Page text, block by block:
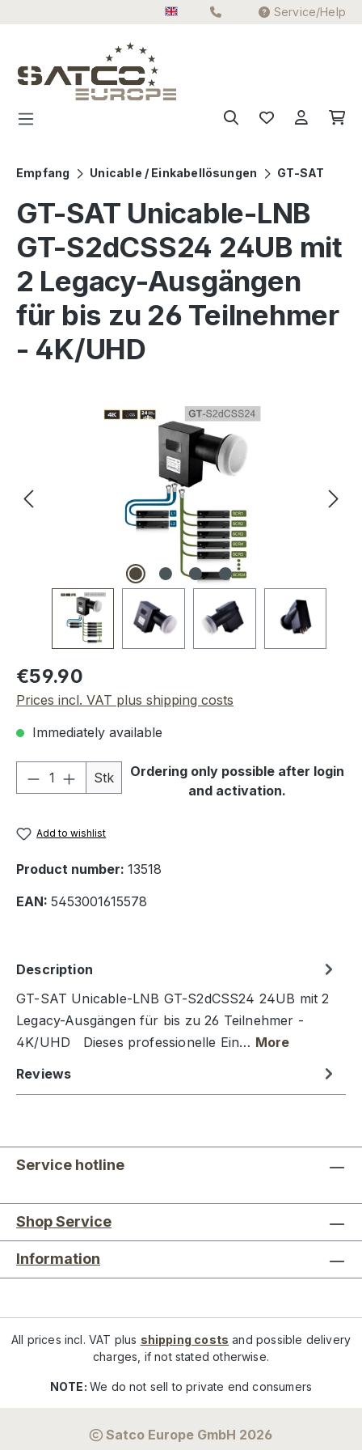
Service/Help
Empfang Unicable / Einkabellösungen GT-SAT
GT-SAT Unicable-LNB
GT-S2dCSS24 24UB mit
2 Legacy-Ausgängen
für bis zu 26 Teilnehmer
- 4K/UHD
Skip image gallery
Regular price:
€59.90
Prices incl. VAT plus shipping costs
Immediately available
Product Quantity: Enter the desired
Stk
Ordering only possible after login
and activation.
Add to wishlist
Product number: 13518
EAN: 5453001615578
Description
GT-SAT Unicable-LNB GT-S2dCSS24 24UB mit 2
Legacy-Ausgängen für bis zu 26 Teilnehmer -
4K/UHD Dieses professionelle Ein… More
Reviews
Service hotline
Shop Service
Information
All prices incl. VAT plus shipping costs and possible delivery
charges, if not stated otherwise.
NOTE:We do not sell to private end consumers
Satco Europe GmbH 2026